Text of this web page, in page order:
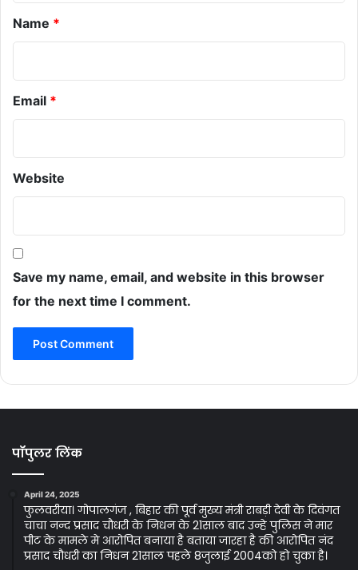
Name *
Email *
Website
Save my name, email, and website in this browser
for the next time I comment.
पॉपुलर लिंक
April 24, 2025
फुलवरीया। गोपालगंज , बिहार की पूर्व मुख्य मंत्री राबड़ी देवी के दिवंगत
चाचा नन्द प्रसाद चौधरी के निधन के 21साल बाद उन्हे पुलिस ने मार
पीट के मामले मे आरोपित बनाया है बताया जारहा है की आरोपित नंद
प्रसाद चौधरी का निधन 21साल पहले 8जुलाई 2004को हो चुका है।